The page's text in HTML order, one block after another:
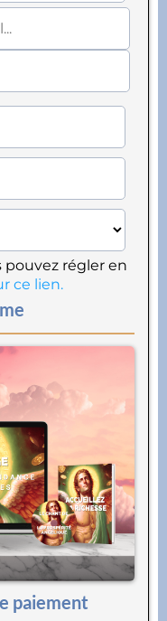
pouvez régler en
ce lien.
paiement